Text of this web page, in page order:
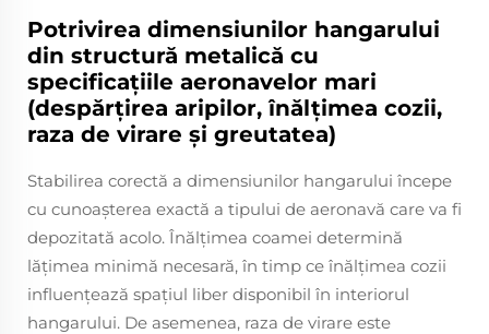
Potrivirea dimensiunilor hangarului
din structură metalică cu
specificațiile aeronavelor mari
(despărțirea aripilor, înălțimea cozii,
raza de virare și greutatea)
Stabilirea corectă a dimensiunilor hangarului începe
cu cunoașterea exactă a tipului de aeronavă care va fi
depozitată acolo. Înălțimea coamei determină
lățimea minimă necesară, în timp ce înălțimea cozii
influențează spațiul liber disponibil în interiorul
hangarului. De asemenea, raza de virare este